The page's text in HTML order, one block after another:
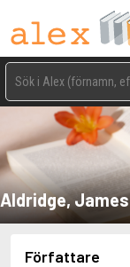
Aldridge, James
Författare